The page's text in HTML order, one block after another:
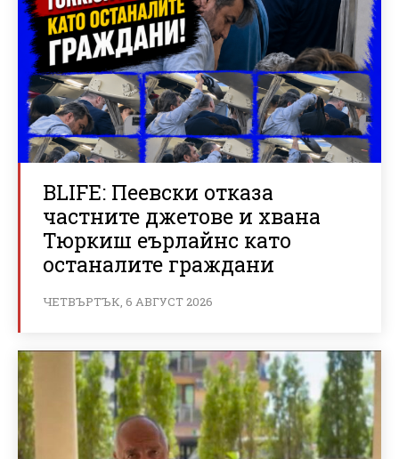
BLIFE: Пеевски отказа
частните джетове и хвана
Тюркиш еърлайнс като
останалите граждани
ЧЕТВЪРТЪК, 6 АВГУСТ 2026